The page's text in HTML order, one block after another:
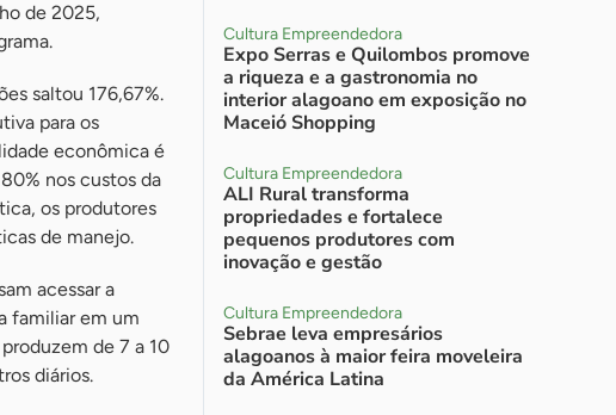
de 2025,
saltou 176,67%.
para os
econômica é
nos custos da
os produtores
de manejo.
acessar a
familiar em um
de 7 a 10
diários.
Cultura Empreendedora
Expo Serras e Quilombos promove
a riqueza e a gastronomia no
interior alagoano em exposição no
Maceió Shopping
Cultura Empreendedora
ALI Rural transforma
propriedades e fortalece
pequenos produtores com
inovação e gestão
Cultura Empreendedora
Sebrae leva empresários
alagoanos à maior feira moveleira
da América Latina